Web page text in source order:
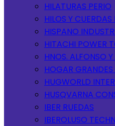
HILATURAS PERIO
HILOS Y CUERDAS
HISPANO
HITACHI POWER
HNOS. ALFONSO
HOGAR GRANDES
HUGWORLD
HUSQVARNA
IBER RUEDAS
IBEROLUSO